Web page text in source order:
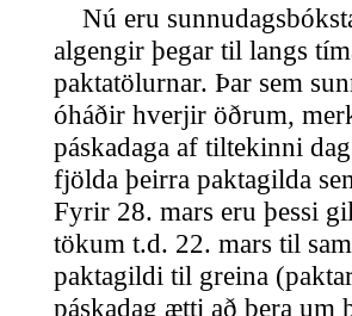
Nú eru
algengir þegar til langs
paktatölurnar. Þar sem
óháðir hverjir öðrum,
páskadaga af tiltekinni
fjölda þeirra paktagilda
Fyrir 28. mars eru þessi
tökum t.d. 22. mars til
paktagildi til greina
páskadag ætti að bera um